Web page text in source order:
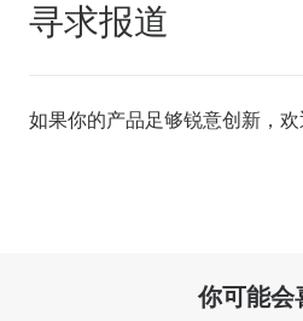
寻求报道
如果你的产品足够锐意创新，欢
你可能会